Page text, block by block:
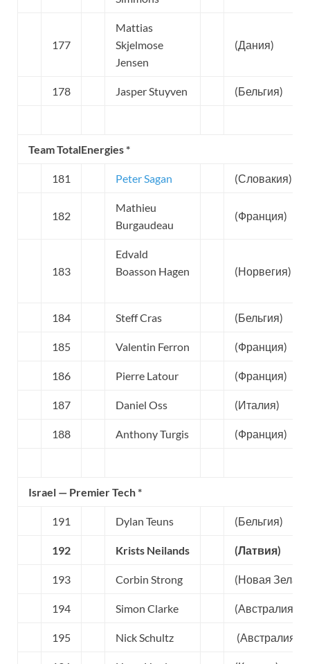
177
Mattias
Skjelmose
Jensen
(Дания)
178 Jasper Stuyven (Бельгия)
Team TotalEnergies *
181 Peter Sagan (Словакия)
182
Mathieu
Burgaudeau
(Франция)
183
Edvald
Boasson Hagen
(Норвегия)
184 Steff Cras (Бельгия)
185 Valentin Ferron (Франция)
186 Pierre Latour (Франция)
187 Daniel Oss (Италия)
188 Anthony Turgis (Франция)
Israel — Premier Tech *
191 Dylan Teuns (Бельгия)
192 Krists Neilands (Латвия)
193 Corbin Strong (Новая
194 Simon Clarke (Австралия)
195 Nick Schultz (Австралия)